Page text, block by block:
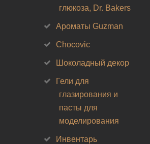
глюкоза, Dr. Bakers
Ароматы Guzman
Chocovic
Шоколадный декор
Гели для
глазирования и
пасты для
моделирования
Инвентарь